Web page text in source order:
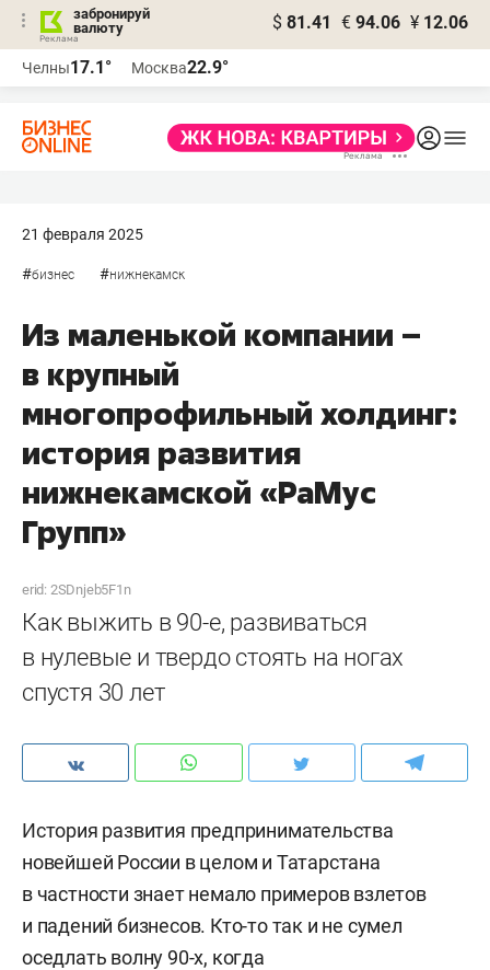
забронируй
валюту
$ 81.41 € 94.06 ¥ 12.06
Челны17.1° Москва22.9°
21 февраля 2025
#бизнес #нижнекамск
Из маленькой компании –
в крупный
многопрофильный холдинг:
история развития
нижнекамской «РаМус
Групп»
erid: 2SDnjeb5F1n
Как выжить в 90-е, развиваться
в нулевые и твердо стоять на ногах
спустя 30 лет
История развития предпринимательства
новейшей России в целом и Татарстана
в частности знает немало примеров взлетов
и падений бизнесов. Кто-то так и не сумел
оседлать волну 90-х, когда